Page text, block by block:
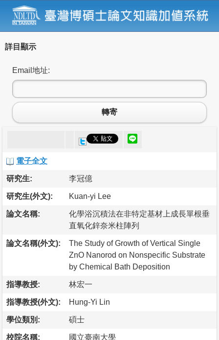
詳目顯示
Email地址:
轉寄
電子全文
研究生: 李冠億
研究生(外文): Kuan-yi Lee
論文名稱:
化學浴沉積法在非特定基材上成長單根垂
直氧化鋅奈米柱陣列
論文名稱(外文):
The Study of Growth of Vertical Single
ZnO Nanorod on Nonspecific Substrate
by Chemical Bath Deposition
指導教授: 林宏一
指導教授(外文): Hung-Yi Lin
學位類別: 碩士
校院名稱: 國立臺南大學